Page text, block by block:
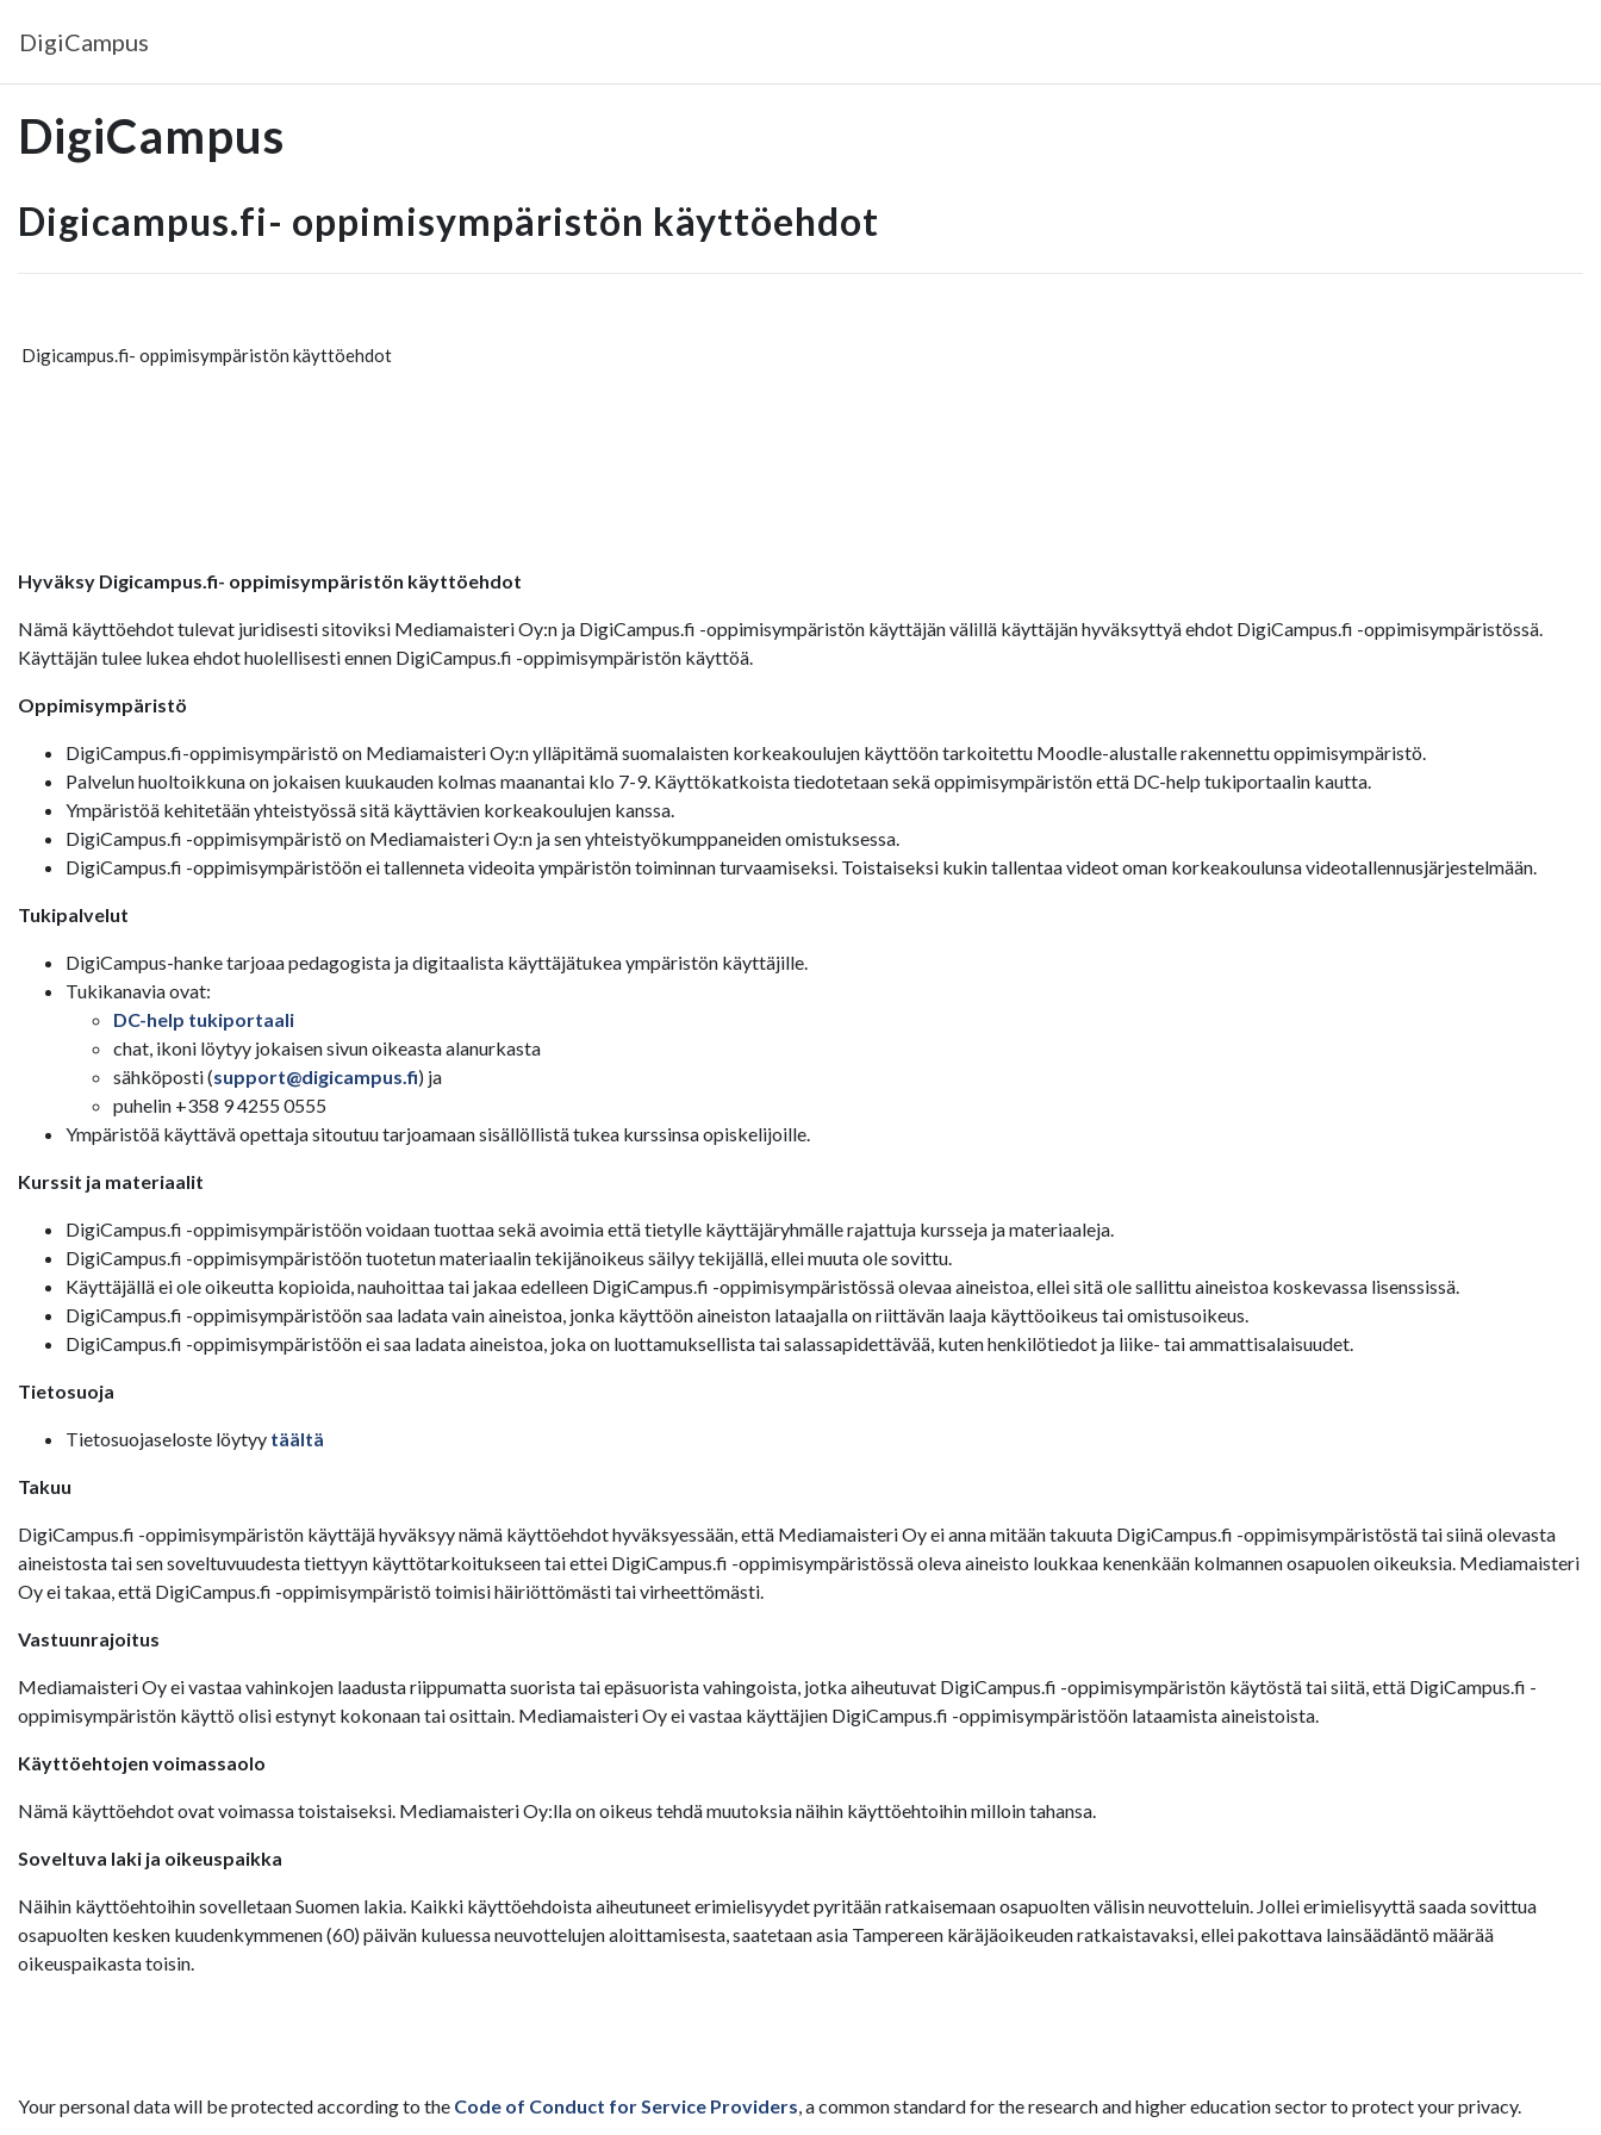
DigiCampus
DigiCampus
Digicampus.fi- oppimisympäristön käyttöehdot
Digicampus.fi- oppimisympäristön käyttöehdot
Hyväksy Digicampus.fi- oppimisympäristön käyttöehdot
Nämä käyttöehdot tulevat juridisesti sitoviksi Mediamaisteri Oy:n ja DigiCampus.fi -oppimisympäristön käyttäjän välillä käyttäjän hyväksyttyä ehdot DigiCampus.fi -oppimisympäristössä.
Käyttäjän tulee lukea ehdot huolellisesti ennen DigiCampus.fi -oppimisympäristön käyttöä.
Oppimisympäristö
DigiCampus.fi-oppimisympäristö on Mediamaisteri Oy:n ylläpitämä suomalaisten korkeakoulujen käyttöön tarkoitettu Moodle-alustalle rakennettu oppimisympäristö.
Palvelun huoltoikkuna on jokaisen kuukauden kolmas maanantai klo 7-9. Käyttökatkoista tiedotetaan sekä oppimisympäristön että DC-help tukiportaalin kautta.
Ympäristöä kehitetään yhteistyössä sitä käyttävien korkeakoulujen kanssa.
DigiCampus.fi -oppimisympäristö on Mediamaisteri Oy:n ja sen yhteistyökumppaneiden omistuksessa.
DigiCampus.fi -oppimisympäristöön ei tallenneta videoita ympäristön toiminnan turvaamiseksi. Toistaiseksi kukin tallentaa videot oman korkeakoulunsa videotallennusjärjestelmään.
Tukipalvelut
DigiCampus-hanke tarjoaa pedagogista ja digitaalista käyttäjätukea ympäristön käyttäjille.
Tukikanavia ovat:
DC-help tukiportaali
chat, ikoni löytyy jokaisen sivun oikeasta alanurkasta
sähköposti (support@digicampus.fi) ja
puhelin +358 9 4255 0555
Ympäristöä käyttävä opettaja sitoutuu tarjoamaan sisällöllistä tukea kurssinsa opiskelijoille.
Kurssit ja materiaalit
DigiCampus.fi -oppimisympäristöön voidaan tuottaa sekä avoimia että tietylle käyttäjäryhmälle rajattuja kursseja ja materiaaleja.
DigiCampus.fi -oppimisympäristöön tuotetun materiaalin tekijänoikeus säilyy tekijällä, ellei muuta ole sovittu.
Käyttäjällä ei ole oikeutta kopioida, nauhoittaa tai jakaa edelleen DigiCampus.fi -oppimisympäristössä olevaa aineistoa, ellei sitä ole sallittu aineistoa koskevassa lisenssissä.
DigiCampus.fi -oppimisympäristöön saa ladata vain aineistoa, jonka käyttöön aineiston lataajalla on riittävän laaja käyttöoikeus tai omistusoikeus.
DigiCampus.fi -oppimisympäristöön ei saa ladata aineistoa, joka on luottamuksellista tai salassapidettävää, kuten henkilötiedot ja liike- tai ammattisalaisuudet.
Tietosuoja
Tietosuojaseloste löytyy täältä
Takuu
DigiCampus.fi -oppimisympäristön käyttäjä hyväksyy nämä käyttöehdot hyväksyessään, että Mediamaisteri Oy ei anna mitään takuuta DigiCampus.fi -oppimisympäristöstä tai siinä olevasta
aineistosta tai sen soveltuvuudesta tiettyyn käyttötarkoitukseen tai ettei DigiCampus.fi -oppimisympäristössä oleva aineisto loukkaa kenenkään kolmannen osapuolen oikeuksia. Mediamaisteri
Oy ei takaa, että DigiCampus.fi -oppimisympäristö toimisi häiriöttömästi tai virheettömästi.
Vastuunrajoitus
Mediamaisteri Oy ei vastaa vahinkojen laadusta riippumatta suorista tai epäsuorista vahingoista, jotka aiheutuvat DigiCampus.fi -oppimisympäristön käytöstä tai siitä, että DigiCampus.fi -
oppimisympäristön käyttö olisi estynyt kokonaan tai osittain. Mediamaisteri Oy ei vastaa käyttäjien DigiCampus.fi -oppimisympäristöön lataamista aineistoista.
Käyttöehtojen voimassaolo
Nämä käyttöehdot ovat voimassa toistaiseksi. Mediamaisteri Oy:lla on oikeus tehdä muutoksia näihin käyttöehtoihin milloin tahansa.
Soveltuva laki ja oikeuspaikka
Näihin käyttöehtoihin sovelletaan Suomen lakia. Kaikki käyttöehdoista aiheutuneet erimielisyydet pyritään ratkaisemaan osapuolten välisin neuvotteluin. Jollei erimielisyyttä saada sovittua
osapuolten kesken kuudenkymmenen (60) päivän kuluessa neuvottelujen aloittamisesta, saatetaan asia Tampereen käräjäoikeuden ratkaistavaksi, ellei pakottava lainsäädäntö määrää
oikeuspaikasta toisin.
Your personal data will be protected according to the Code of Conduct for Service Providers, a common standard for the research and higher education sector to protect your privacy.